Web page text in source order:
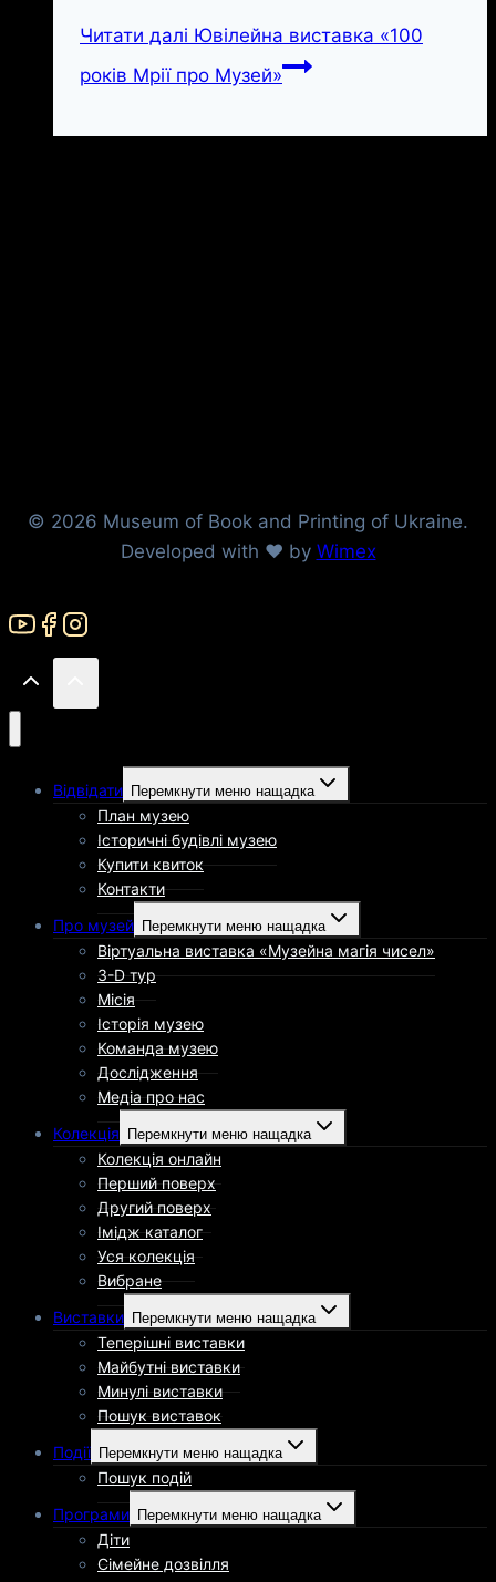
Читати далі Ювілейна виставка «100
років Мрії про Музей»
© 2026 Museum of Book and Printing of Ukraine.
Developed with ❤ by Wimex
Відвідати Перемкнути меню нащадка
План музею
Історичні будівлі музею
Купити квиток
Контакти
Про музей Перемкнути меню нащадка
Віртуальна виставка «Музейна магія чисел»
3-D тур
Місія
Історія музею
Команда музею
Дослідження
Медіа про нас
Колекція
Перемкнути меню нащадка
Колекція онлайн
Перший поверх
Другий поверх
Імідж каталог
Уся колекція
Вибране
Виставки Перемкнути меню нащадка
Теперішні виставки
Майбутні виставки
Минулі виставки
Пошук виставок
Події Перемкнути меню нащадка
Пошук подій
Програми Перемкнути меню нащадка
Діти
Сімейне дозвілля